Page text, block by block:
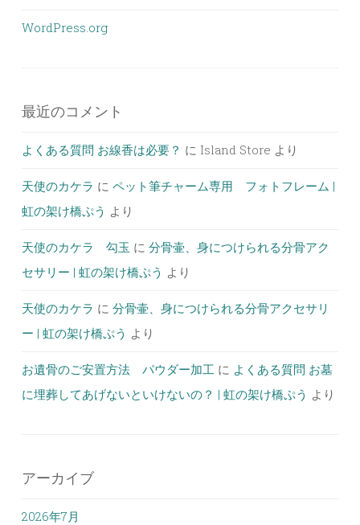
WordPress.org
最近のコメント
よくある質問 お線香は必要？ に Island Store より
天使のカケラ に ペット筆チャーム専用 フォトフレーム |
虹の架け橋ぷう より
天使のカケラ 勾玉 に 分骨壷、身につけられる分骨アク
セサリー | 虹の架け橋ぷう より
天使のカケラ に 分骨壷、身につけられる分骨アクセサリ
ー | 虹の架け橋ぷう より
お遺骨のご安置方法 パウダー加工 に よくある質問 お墓
に埋葬してあげないといけないの？ | 虹の架け橋ぷう より
アーカイブ
2026年7月